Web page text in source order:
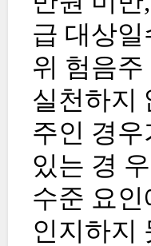
급 대상
위 험음
실천하지
주인 경
있는 경
수준 요
인지하지